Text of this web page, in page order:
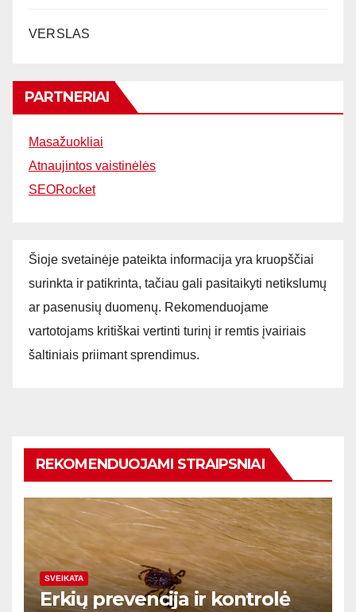
VERSLAS
PARTNERIAI
Masažuokliai
Atnaujintos vaistinėlės
SEORocket
Šioje svetainėje pateikta informacija yra kruopščiai
surinkta ir patikrinta, tačiau gali pasitaikyti netikslumų
ar pasenusių duomenų. Rekomenduojame
vartotojams kritiškai vertinti turinį ir remtis įvairiais
šaltiniais priimant sprendimus.
REKOMENDUOJAMI STRAIPSNIAI
SVEIKATA
Erkių prevencija ir kontrolė